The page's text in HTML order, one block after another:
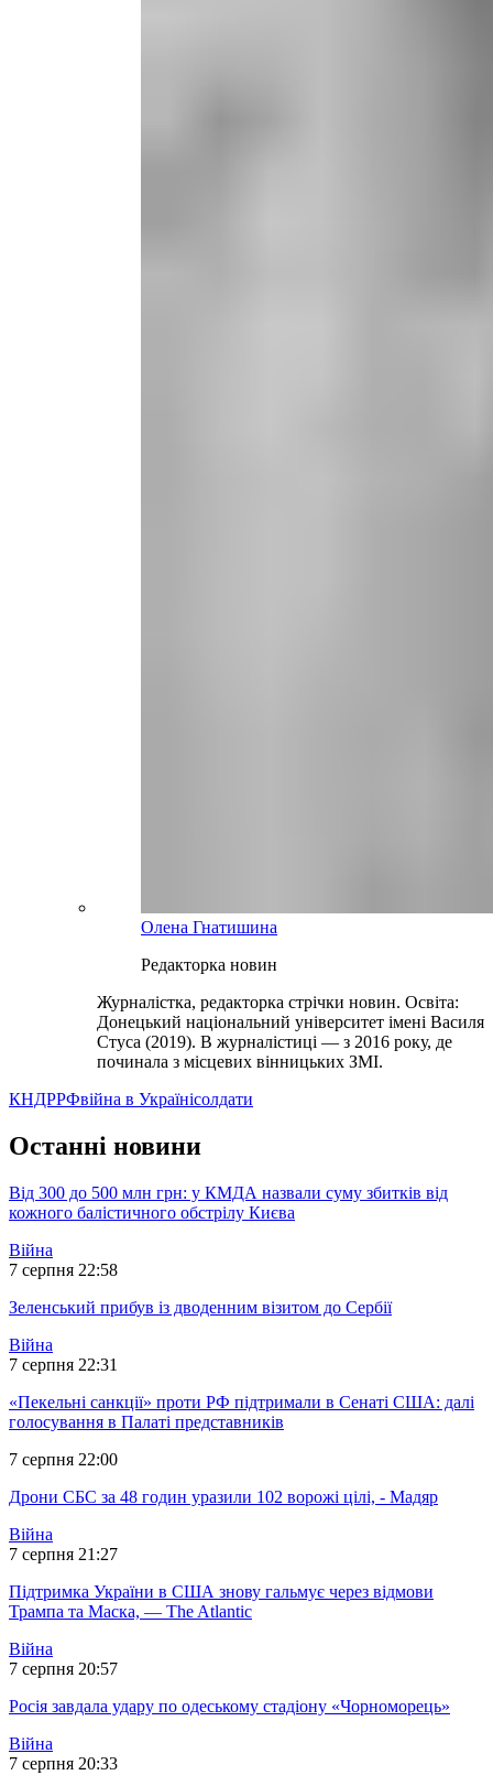
Олена Гнатишина
Редакторка новин
Журналістка, редакторка стрічки новин. Освіта:
Донецький національний університет імені Василя
Стуса (2019). В журналістиці — з 2016 року, де
починала з місцевих вінницьких ЗМІ.
КНДРРФвійна в Українісолдати
Останні новини
Від 300 до 500 млн грн: у КМДА назвали суму збитків від
кожного балістичного обстрілу Києва
Війна
7 серпня 22:58
Зеленський прибув із дводенним візитом до Сербії
Війна
7 серпня 22:31
«Пекельні санкції» проти РФ підтримали в Сенаті США: далі
голосування в Палаті представників
7 серпня 22:00
Дрони СБС за 48 годин уразили 102 ворожі цілі, - Мадяр
Війна
7 серпня 21:27
Підтримка України в США знову гальмує через відмови
Трампа та Маска, — The Atlantic
Війна
7 серпня 20:57
Росія завдала удару по одеському стадіону «Чорноморець»
Війна
7 серпня 20:33